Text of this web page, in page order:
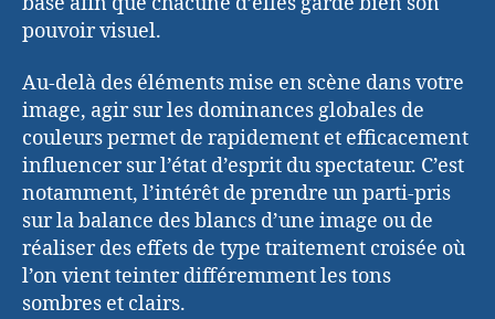
pouvoir visuel.
Au-delà des éléments mise en scène dans votre
image, agir sur les dominances globales de
couleurs permet de rapidement et efficacement
influencer sur l’état d’esprit du spectateur. C’est
notamment, l’intérêt de prendre un parti-pris
sur la balance des blancs d’une image ou de
réaliser des effets de type traitement croisée où
l’on vient teinter différemment les tons
sombres et clairs.